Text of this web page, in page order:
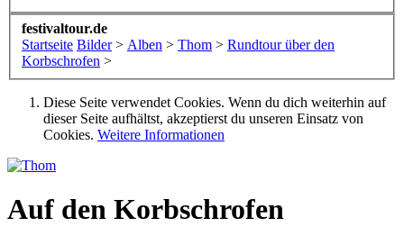
festivaltour.de
Startseite Bilder > Alben > Thom > Rundtour über den
Korbschrofen >
Diese Seite verwendet Cookies. Wenn du dich weiterhin auf
dieser Seite aufhältst, akzeptierst du unseren Einsatz von
Cookies. Weitere Informationen
Auf den Korbschrofen